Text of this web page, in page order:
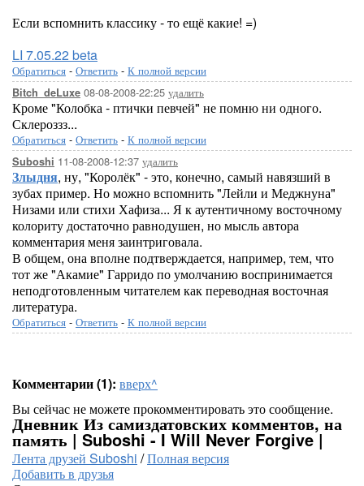
Если вспомнить классику - то ещё какие! =)
LI 7.05.22 beta
Обратиться - Ответить - К полной версии
Bitch_deLuxe 08-08-2008-22:25 удалить
Кроме "Колобка - птички певчей" не помню ни одного.
Склероззз...
Обратиться - Ответить - К полной версии
Suboshi 11-08-2008-12:37 удалить
Злыдня, ну, "Королёк" - это, конечно, самый навязший в
зубах пример. Но можно вспомнить "Лейли и Меджнуна"
Низами или стихи Хафиза... Я к аутентичному восточному
колориту достаточно равнодушен, но мысль автора
комментария меня заинтриговала.
В общем, она вполне подтверждается, например, тем, что
тот же "Акамие" Гарридо по умолчанию воспринимается
неподготовленным читателем как переводная восточная
литература.
Обратиться - Ответить - К полной версии
Комментарии (1): вверх^
Вы сейчас не можете прокомментировать это сообщение.
Дневник Из самиздатовских комментов, на
память | Suboshi - I Will Never Forgive |
Лента друзей Suboshi /Полная версия
Добавить в друзья